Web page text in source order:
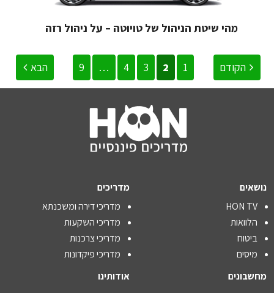
מהי שיטת הניהול של טויוטה – על ניהול רזה
הקודם 1
2
3
4
…
9 הבא
נושאים
HON TV
הלוואות
ביטוח
מיסים
מדריכים
מדריכי דירה ומשכנתא
מדריכי השקעות
מדריכי צרכנות
מדריכי פיקדונות
מחשבונים
אודותינו